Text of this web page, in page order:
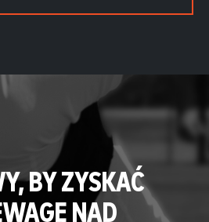
BY ZYSKAĆ
NAD